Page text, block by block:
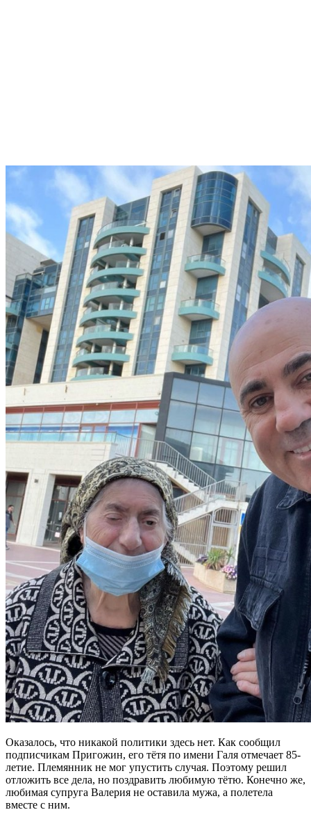
Оказалось, что никакой политики здесь нет. Как сообщил
подписчикам Пригожин, его тётя по имени Галя отмечает 85-
летие. Племянник не мог упустить случая. Поэтому решил
отложить все дела, но поздравить любимую тётю. Конечно же,
любимая супруга Валерия не оставила мужа, а полетела
вместе с ним.